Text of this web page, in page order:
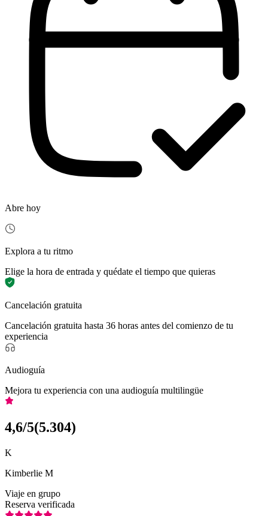
Abre hoy
Explora a tu ritmo
Elige la hora de entrada y quédate el tiempo que quieras
Cancelación gratuita
Cancelación gratuita hasta 36 horas antes del comienzo de tu
experiencia
Audioguía
Mejora tu experiencia con una audioguía multilingüe
4,6/5(5.304)
K
Kimberlie M
Viaje en grupo
Reserva verificada